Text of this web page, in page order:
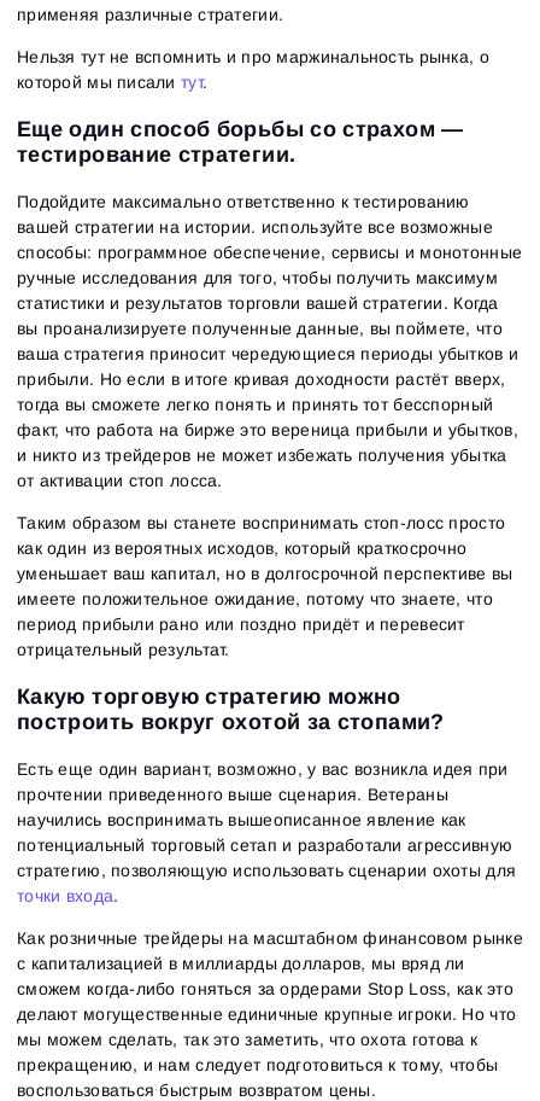
применяя различные стратегии.
Нельзя тут не вспомнить и про маржинальность рынка, о
которой мы писалитут.
Еще один способ борьбы со страхом —
тестирование стратегии.
Подойдите максимально ответственно к тестированию
вашей стратегии на истории. используйте все возможные
способы: программное обеспечение, сервисы и монотонные
ручные исследования для того, чтобы получить максимум
статистики и результатов торговли вашей стратегии. Когда
вы проанализируете полученные данные, вы поймете, что
ваша стратегия приносит чередующиеся периоды убытков и
прибыли. Но если в итоге кривая доходности растёт вверх,
тогда вы сможете легко понять и принять тот бесспорный
факт, что работа на бирже это вереница прибыли и убытков,
и никто из трейдеров не может избежать получения убытка
от активации стоп лосса.
Таким образом вы станете воспринимать стоп-лосс просто
как один из вероятных исходов, который краткосрочно
уменьшает ваш капитал, но в долгосрочной перспективе вы
имеете положительное ожидание, потому что знаете, что
период прибыли рано или поздно придёт и перевесит
отрицательный результат.
Какую торговую стратегию можно
построить вокруг охотой за стопами?
Есть еще один вариант, возможно, у вас возникла идея при
прочтении приведенного выше сценария. Ветераны
научились воспринимать вышеописанное явление как
потенциальный торговый сетап и разработали агрессивную
стратегию, позволяющую использовать сценарии охоты для
точки входа.
Как розничные трейдеры на масштабном финансовом рынке
с капитализацией в миллиарды долларов, мы вряд ли
сможем когда-либо гоняться за ордерами Stop Loss, как это
делают могущественные единичные крупные игроки. Но что
мы можем сделать, так это заметить, что охота готова к
прекращению, и нам следует подготовиться к тому, чтобы
воспользоваться быстрым возвратом цены.
Close
Email
Пароль
Забыли пароль?
Нет учётной записи?Зарегистрироваться
Восстановить пароль
Введи адрес электронной почты, и мы отправим
Email
Email
ATAS
Я принимаю:Terms of use,License agreement
Уже есть учётная запись?Войти